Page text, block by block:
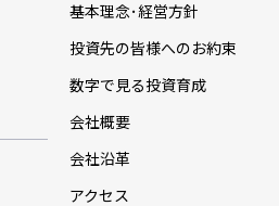
基本理念･経営方針
投資先の皆様へのお約束
数字で見る投資育成
会社概要
会社沿革
アクセス